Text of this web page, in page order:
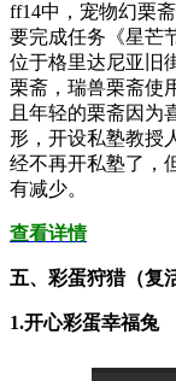
ff14中，宠物幻栗
要完成任务《星芒
位于格里达尼亚旧
栗斋，瑞兽栗斋使
且年轻的栗斋因为
形，开设私塾教授
经不再开私塾了，
有减少。
查看详情
五、彩蛋狩猎（复
1.开心彩蛋幸福兔